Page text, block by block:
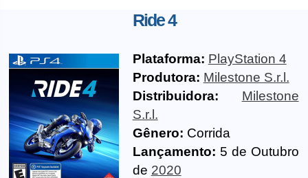
Ride 4
Plataforma: PlayStation 4
Produtora: Milestone S.r.l.
Distribuidora:
Milestone
S.r.l.
Gênero: Corrida
Lançamento: 5 de Outubro
de 2020